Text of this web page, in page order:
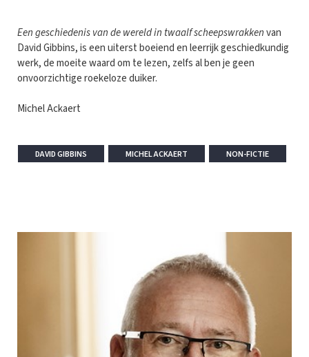
Een geschiedenis van de wereld in twaalf scheepswrakkenvan
David Gibbins, is een uiterst boeiend en leerrijk geschiedkundig
werk, de moeite waard om te lezen, zelfs al ben je geen
onvoorzichtige roekeloze duiker.
Michel Ackaert
DAVID GIBBINS MICHEL ACKAERT NON-FICTIE